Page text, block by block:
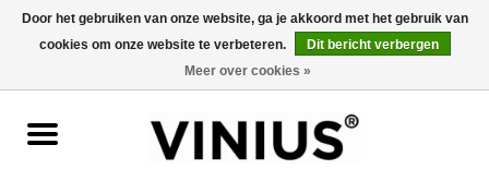
0 Artikelen - €0,00
Door het gebruiken van onze website, ga je akkoord met het gebruik van
cookies om onze website te verbeteren.
Dit bericht verbergen
Meer over cookies »